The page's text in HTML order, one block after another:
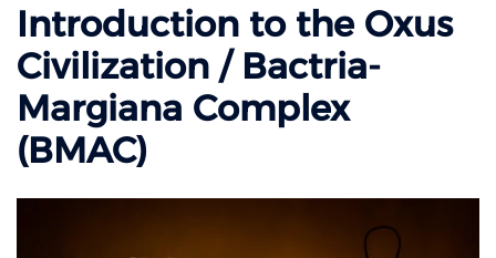
Introduction to the Oxus
Civilization / Bactria-
Margiana Complex
(BMAC)